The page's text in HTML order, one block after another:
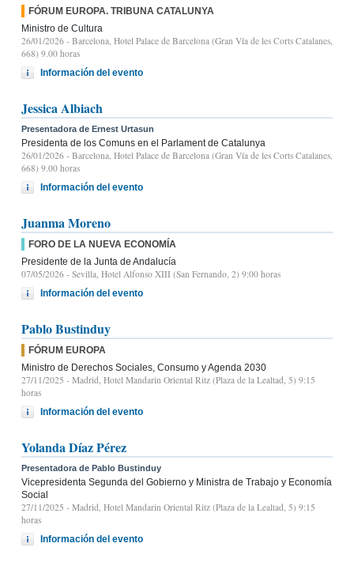
FÓRUM EUROPA. TRIBUNA CATALUNYA
Ministro de Cultura
26/01/2026 - Barcelona, Hotel Palace de Barcelona (Gran Vía de les Corts Catalanes,
668) 9.00 horas
Información del evento
Jessica Albiach
Presentadora de Ernest Urtasun
Presidenta de los Comuns en el Parlament de Catalunya
26/01/2026 - Barcelona, Hotel Palace de Barcelona (Gran Vía de les Corts Catalanes,
668) 9.00 horas
Información del evento
Juanma Moreno
FORO DE LA NUEVA ECONOMÍA
Presidente de la Junta de Andalucía
07/05/2026 - Sevilla, Hotel Alfonso XIII (San Fernando, 2) 9:00 horas
Información del evento
Pablo Bustinduy
FÓRUM EUROPA
Ministro de Derechos Sociales, Consumo y Agenda 2030
27/11/2025 - Madrid, Hotel Mandarin Oriental Ritz (Plaza de la Lealtad, 5) 9:15
horas
Información del evento
Yolanda Díaz Pérez
Presentadora de Pablo Bustinduy
Vicepresidenta Segunda del Gobierno y Ministra de Trabajo y Economía
Social
27/11/2025 - Madrid, Hotel Mandarin Oriental Ritz (Plaza de la Lealtad, 5) 9:15
horas
Información del evento